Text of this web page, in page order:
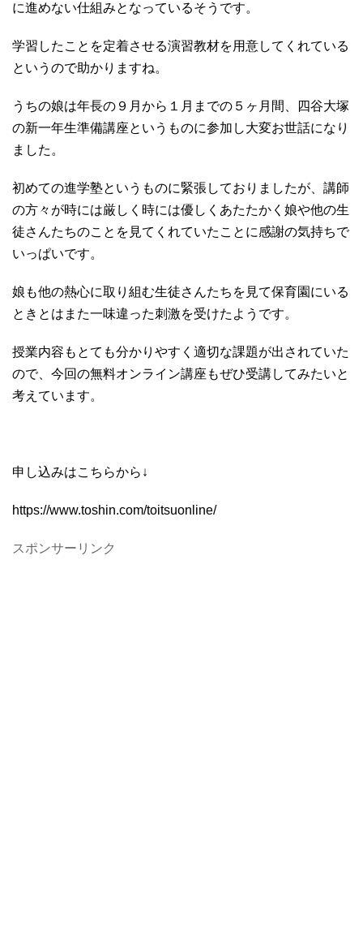
に進めない仕組みとなっているそうです。
学習したことを定着させる演習教材を用意してくれている
というので助かりますね。
うちの娘は年長の９月から１月までの５ヶ月間、四谷大塚
の新一年生準備講座というものに参加し大変お世話になり
ました。
初めての進学塾というものに緊張しておりましたが、講師
の方々が時には厳しく時には優しくあたたかく娘や他の生
徒さんたちのことを見てくれていたことに感謝の気持ちで
いっぱいです。
娘も他の熱心に取り組む生徒さんたちを見て保育園にいる
ときとはまた一味違った刺激を受けたようです。
授業内容もとても分かりやすく適切な課題が出されていた
ので、今回の無料オンライン講座もぜひ受講してみたいと
考えています。
申し込みはこちらから↓
https://www.toshin.com/toitsuonline/
スポンサーリンク